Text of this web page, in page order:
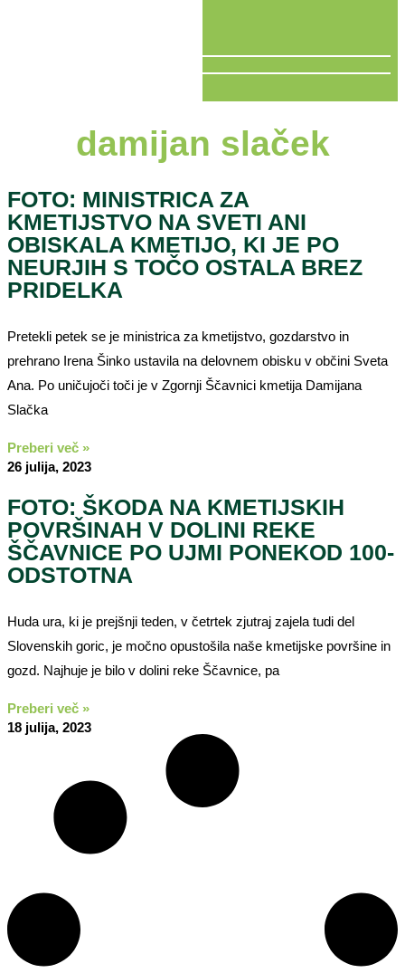
damijan slaček
FOTO: MINISTRICA ZA
KMETIJSTVO NA SVETI ANI
OBISKALA KMETIJO, KI JE PO
NEURJIH S TOČO OSTALA BREZ
PRIDELKA
Pretekli petek se je ministrica za kmetijstvo, gozdarstvo in
prehrano Irena Šinko ustavila na delovnem obisku v občini Sveta
Ana. Po uničujoči toči je v Zgornji Ščavnici kmetija Damijana
Slačka
Preberi več »
26 julija, 2023
FOTO: ŠKODA NA KMETIJSKIH
POVRŠINAH V DOLINI REKE
ŠČAVNICE PO UJMI PONEKOD 100-
ODSTOTNA
Huda ura, ki je prejšnji teden, v četrtek zjutraj zajela tudi del
Slovenskih goric, je močno opustošila naše kmetijske površine in
gozd. Najhuje je bilo v dolini reke Ščavnice, pa
Preberi več »
18 julija, 2023